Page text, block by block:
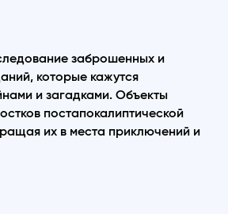
заброшенных и
которые кажутся
и загадками. Объекты
постапокалиптической
их в места приключений и